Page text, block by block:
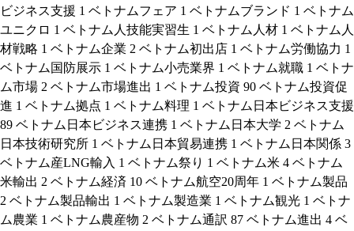
ビジネス支援 1 ベトナムフェア 1 ベトナムブランド 1 ベトナム
ユニクロ 1 ベトナム人技能実習生 1 ベトナム人材 1 ベトナム人
材戦略 1 ベトナム企業 2 ベトナム初出店 1 ベトナム労働協力 1
ベトナム国防展示 1 ベトナム小売業界 1 ベトナム就職 1 ベトナ
ム市場 2 ベトナム市場進出 1 ベトナム投資 90 ベトナム投資促
進 1 ベトナム拠点 1 ベトナム料理 1 ベトナム日本ビジネス支援
89 ベトナム日本ビジネス連携 1 ベトナム日本大学 2 ベトナム
日本技術研究所 1 ベトナム日本貿易連携 1 ベトナム日本関係 3
ベトナム産LNG輸入 1 ベトナム祭り 1 ベトナム米 4 ベトナム
米輸出 2 ベトナム経済 10 ベトナム航空20周年 1 ベトナム製品
2 ベトナム製品輸出 1 ベトナム製造業 1 ベトナム観光 1 ベトナ
ム農業 1 ベトナム農産物 2 ベトナム通訳 87 ベトナム進出 4 ベ